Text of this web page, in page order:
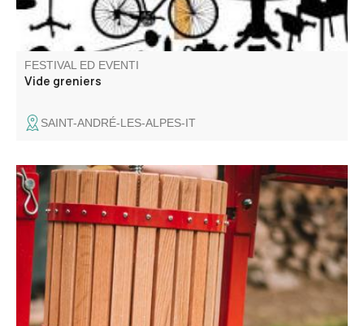
FESTIVAL ED EVENTI
Vide greniers
SAINT-ANDRÉ-LES-ALPES-IT
Une journée pour broyer, presser, pasteuriser, échanger,
et partager sans modération !